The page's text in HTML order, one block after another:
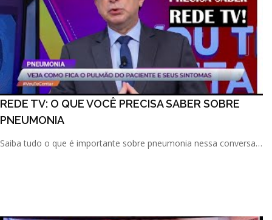
REDE TV: O QUE VOCÊ PRECISA SABER SOBRE
PNEUMONIA
Saiba tudo o que é importante sobre pneumonia nessa conversa